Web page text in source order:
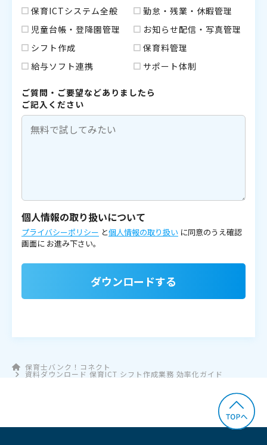
保育ICTシステム全般
勤怠・残業・休暇管理
児童台帳・登降園管理
お知らせ配信・写真管理
シフト作成
保育料管理
給与ソフト連携
サポート体制
ご質問・ご要望などありましたら
ご記入ください
個人情報の取り扱いについて
プライバシーポリシー と個人情報の取り扱い に同意のうえ確認
画面に お進み下さい。
ダウンロードする
保育士バンク！コネクト
資料ダウンロード 保育ICT シフト作成業務 効率化ガイド